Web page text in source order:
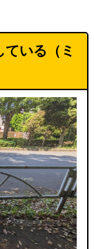
いる（ミ